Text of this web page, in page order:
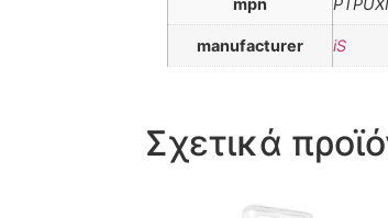
manufacturer iS
Σχετικά